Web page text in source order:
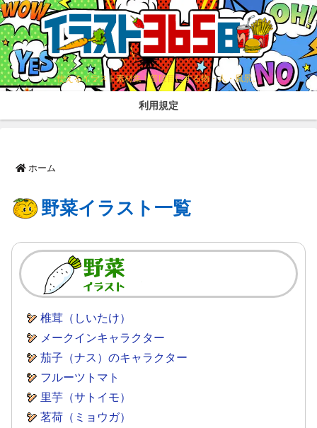
使えるイラスト素材集！普段目にする物・人・風景。
利用規定
ホーム
野菜イラスト一覧
椎茸（しいたけ）
メークインキャラクター
茄子（ナス）のキャラクター
フルーツトマト
里芋（サトイモ）
茗荷（ミョウガ）